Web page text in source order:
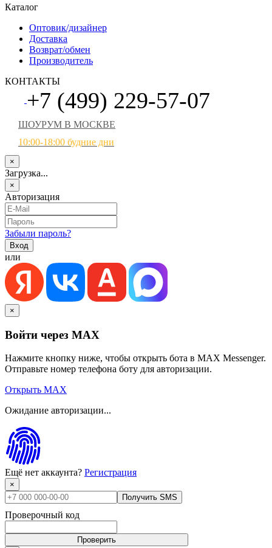
Каталог
Оптовик/дизайнер
Доставка
Возврат/обмен
Производитель
КОНТАКТЫ
+7 (499) 229-57-07
ШОУРУМ В МОСКВЕ
10:00-18:00 будние дни
×
Загрузка...
×
Авторизация
Забыли пароль?
или
×
Войти через MAX
Нажмите кнопку ниже, чтобы открыть бота в MAX Messenger.
Отправьте номер телефона боту для авторизации.
Открыть MAX
Ожидание авторизации...
Ещё нет аккаунта? Регистрация
×
Получить SMS
Проверочный код
Проверить